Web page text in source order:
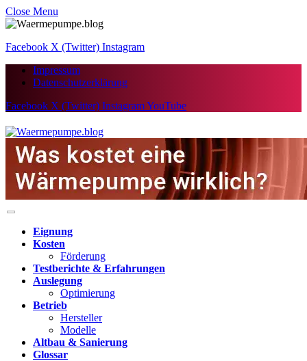
Close Menu
Facebook X (Twitter) Instagram
Impressum
Datenschutzerklärung
Facebook X (Twitter) InstagramYouTube
Eignung
Kosten
Förderung
Testberichte & Erfahrungen
Auslegung
Optimierung
Betrieb
Hersteller
Modelle
Altbau & Sanierung
Glossar